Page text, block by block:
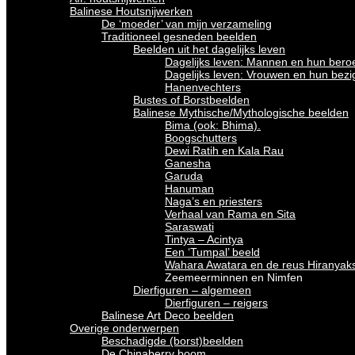
Balinese Houtsnijwerken
De ‘moeder’ van mijn verzameling
Traditioneel gesneden beelden
Beelden uit het dagelijks leven
Dagelijks leven: Mannen en hun
Dagelijks leven: Vrouwen en hun
Hanenvechters
Bustes of Borstbeelden
Balinese Mythische/Mythologische beelden
Bima (ook: Bhima).
Boogschutters
Dewi Ratih en Kala Rau
Ganesha
Garuda
Hanuman
Naga’s en priesters
Verhaal van Rama en Sita
Saraswati
Tintya – Acintya
Een ‘Tumpal’ beeld
Wahara Awatara en de reus
Zeemeerminnen en Nimfen
Dierfiguren – algemeen
Dierfiguren – reigers
Balinese Art Deco beelden
Overige onderwerpen
Beschadigde (borst)beelden